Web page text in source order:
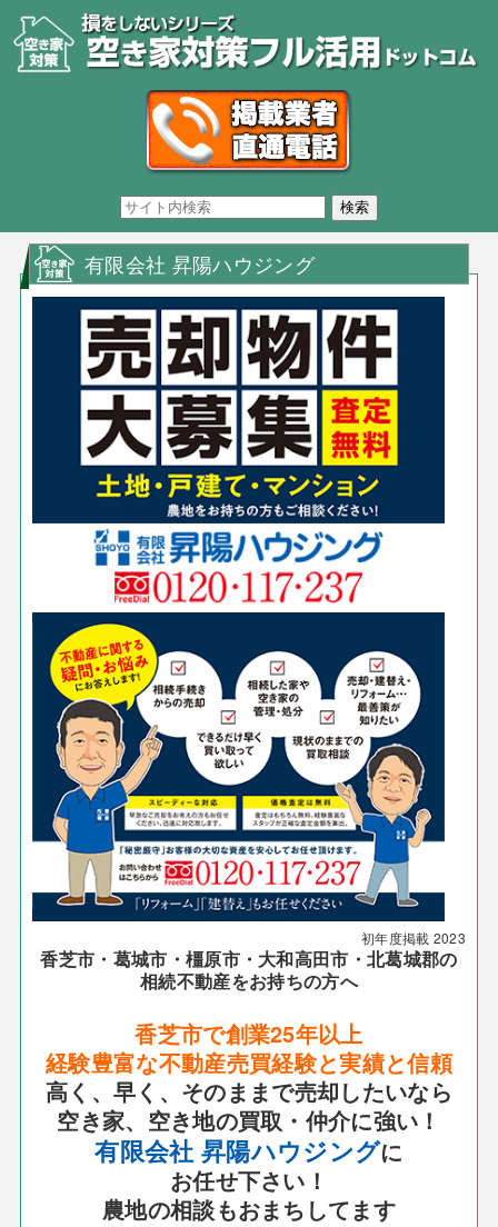
有限会社 昇陽ハウジング
初年度掲載 2023
香芝市・葛城市・橿原市・大和高田市・北葛城郡の
相続不動産をお持ちの方へ
香芝市で創業25年以上
経験豊富な不動産売買経験と実績と信頼
高く、早く、そのままで売却したいなら
空き家、空き地の買取・仲介に強い！
有限会社 昇陽ハウジングに
お任せ下さい！
農地の相談もおまちしてます